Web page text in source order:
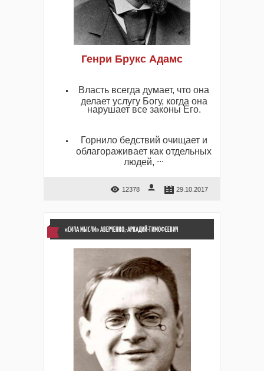
Генри Брукс Адамс
Власть всегда думает, что она
делает услугу Богу, когда она
нарушает все законы Его.
Горнило бедствий очищает и
облагораживает как отдельных
людей, ...
12378 29.10.2017
«СИЛА МЫСЛИ» АВЕРЧЕНКО,-АРКАДИЙ-ТИМОФЕЕВИЧ